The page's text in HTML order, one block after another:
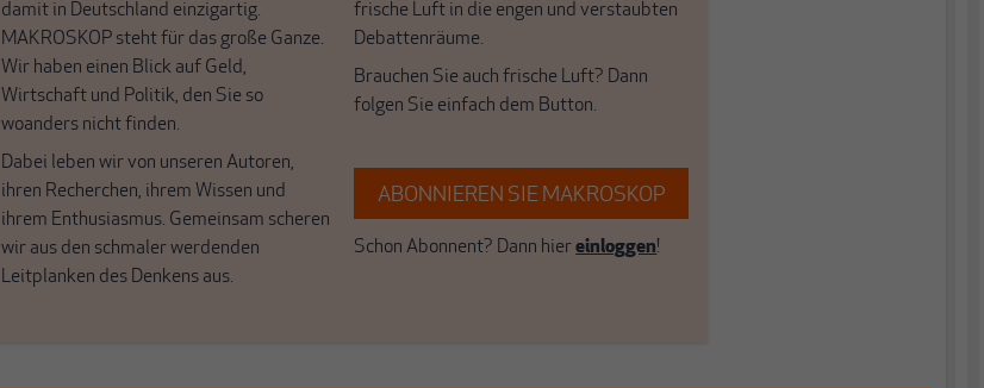
damit in Deutschland einzigartig.
MAKROSKOP steht für das große Ganze.
Wir haben einen Blick auf Geld,
Wirtschaft und Politik, den Sie so
woanders nicht finden.
Dabei leben wir von unseren Autoren,
ihren Recherchen, ihrem Wissen und
ihrem Enthusiasmus. Gemeinsam scheren
wir aus den schmaler werdenden
Leitplanken des Denkens aus.
frische Luft in die engen und verstaubten
Debattenräume.
Brauchen Sie auch frische Luft? Dann
folgen Sie einfach dem Button.
ABONNIEREN SIE MAKROSKOP
Schon Abonnent? Dann hier einloggen!